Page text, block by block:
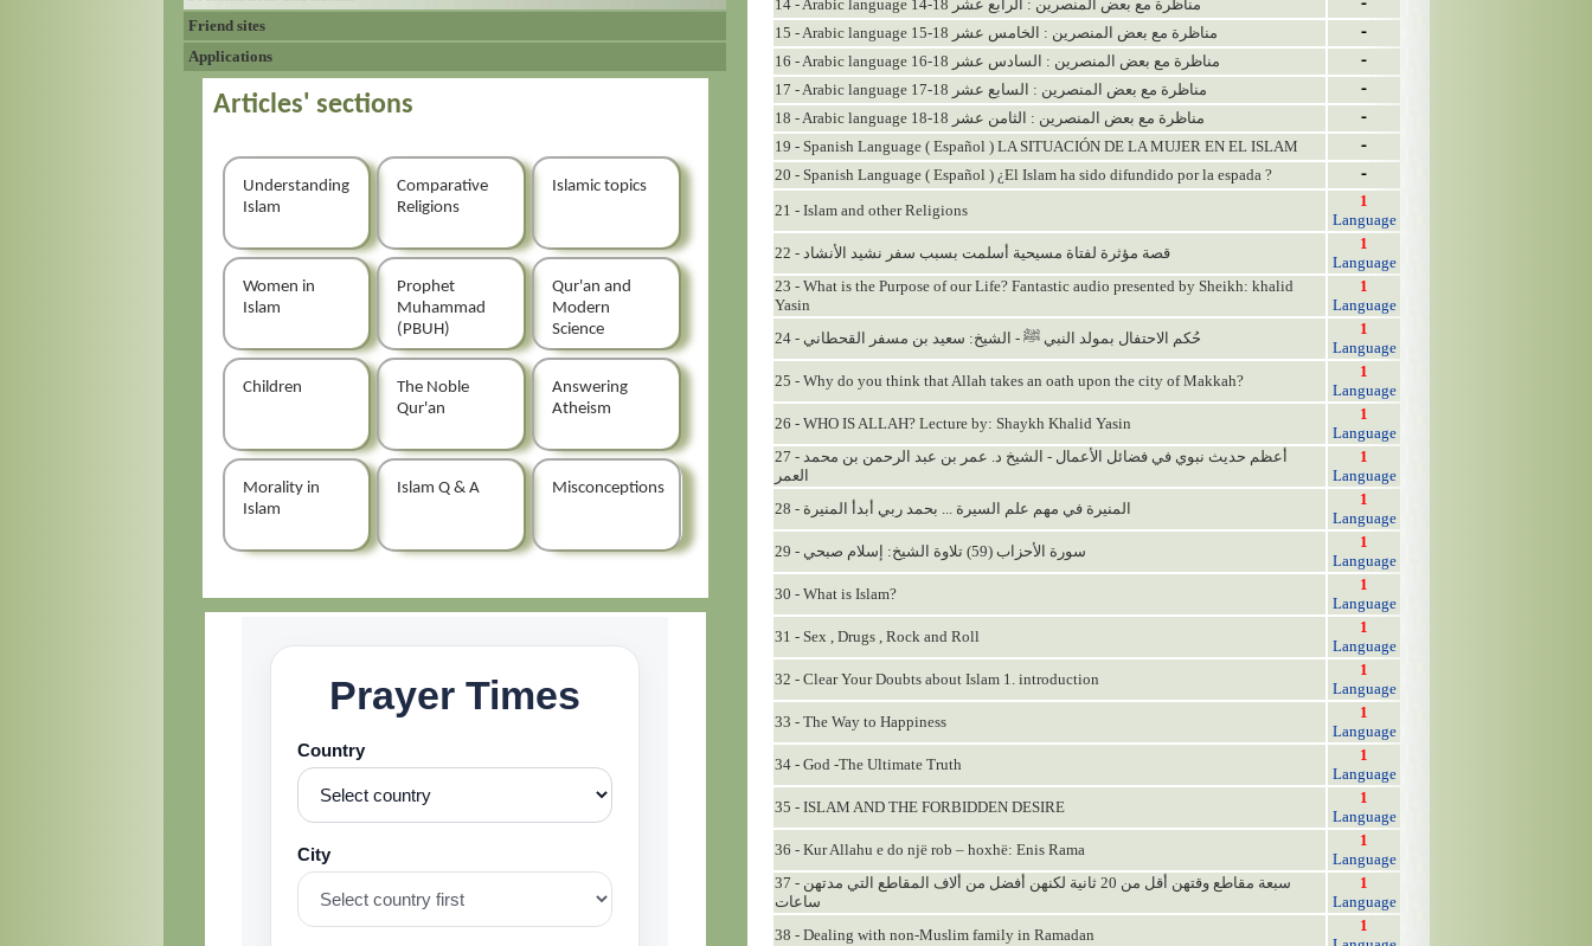
Friend sites
Applications
Articles' sections
Understanding
Islam
Comparative
Religions
Islamic topics
Women in
Islam
Prophet
Muhammad
(PBUH)
Qur'an and
Modern
Science
Children
The Noble
Qur'an
Answering
Atheism
Morality in
Islam
Islam Q & A Misconceptions
14 - Arabic language 14-18 مناظرة مع بعض المنصرين : الرابع عشر -
15 - Arabic language 15-18 مناظرة مع بعض المنصرين : الخامس عشر -
16 - Arabic language 16-18 مناظرة مع بعض المنصرين : السادس عشر -
17 - Arabic language 17-18 مناظرة مع بعض المنصرين : السابع عشر -
18 - Arabic language 18-18 مناظرة مع بعض المنصرين : الثامن عشر -
19 - Spanish Language ( Español ) LA SITUACIÓN DE LA MUJER EN EL ISLAM -
20 - Spanish Language ( Español ) ¿El Islam ha sido difundido por la espada ? -
21 - Islam and other Religions
1
Language
22 - قصة مؤثرة لفتاة مسيحية أسلمت بسبب سفر نشيد الأنشاد
1
Language
23 - What is the Purpose of our Life? Fantastic audio presented by Sheikh: khalid
Yasin
1
Language
24 - حُكم الاحتفال بمولد النبي ﷺ - الشيخ: سعيد بن مسفر القحطاني
1
Language
25 - Why do you think that Allah takes an oath upon the city of Makkah?
1
Language
26 - WHO IS ALLAH? Lecture by: Shaykh Khalid Yasin
1
Language
27 - أعظم حديث نبوي في فضائل الأعمال - الشيخ د. عمر بن عبد الرحمن بن محمد
العمر
1
Language
28 - المنيرة في مهم علم السيرة ... بحمد ربي أبدأ المنيرة
1
Language
29 - سورة الأحزاب (59) تلاوة الشيخ: إسلام صبحي
1
Language
30 - What is Islam?
1
Language
31 - Sex , Drugs , Rock and Roll
1
Language
32 - Clear Your Doubts about Islam 1. introduction
1
Language
33 - The Way to Happiness
1
Language
34 - God -The Ultimate Truth
1
Language
35 - ISLAM AND THE FORBIDDEN DESIRE
1
Language
36 - Kur Allahu e do një rob – hoxhë: Enis Rama
1
Language
37 - سبعة مقاطع وقتهن أقل من 20 ثانية لكنهن أفضل من ألاف المقاطع التي مدتهن
ساعات
1
Language
38 - Dealing with non-Muslim family in Ramadan
1